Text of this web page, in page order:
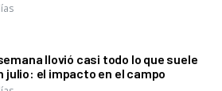
llovió casi todo lo que suele
julio: el impacto en el campo